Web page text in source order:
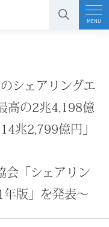
MENU
シェアリングエ
高の2兆4,198億
兆2,799億円」
会「シェアリン
版」を発表〜